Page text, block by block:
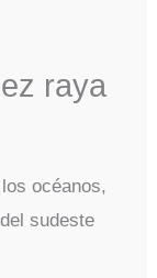
raya
océanos,
del sudeste